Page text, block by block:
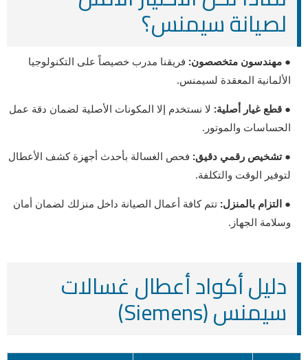
لصيانة سيمنس؟
● مهندسون متخصصون: فريقنا مدرب خصيصاً على التكنولوجيا
الألمانية المعقدة لسيمنس.
● قطع غيار أصلية: لا نستخدم إلا المكونات الأصلية لضمان دقة عمل
الحساسات والموتور.
● تشخيص رقمي دقيق: فحص الغسالة بأحدث أجهزة كشف الأعطال
لتوفير الوقت والتكلفة.
● التزام بالمنزل: تتم كافة أعمال الصيانة داخل منزلك لضمان أمان
وسلامة الجهاز.
دليل أكواد أعطال غسالات
سيمنس (Siemens)